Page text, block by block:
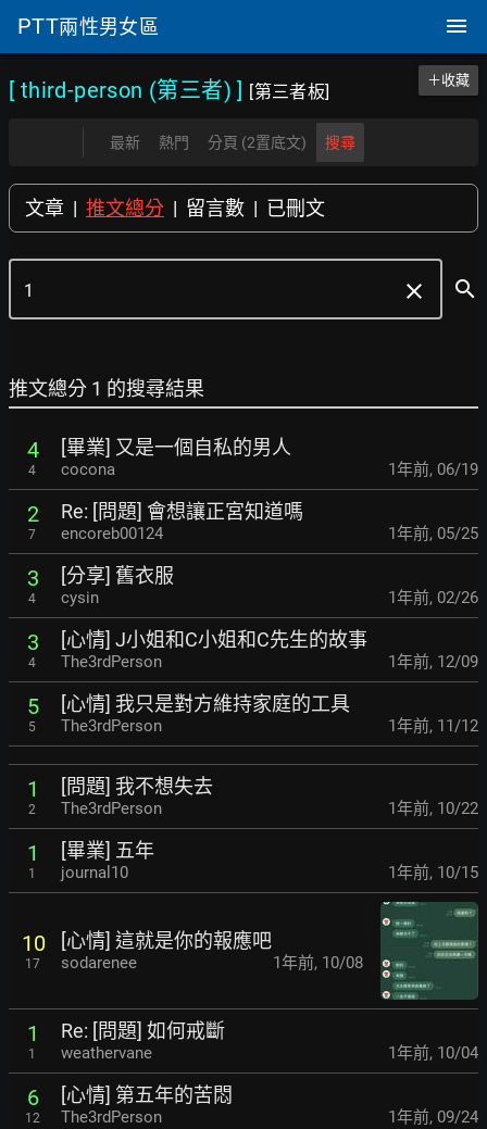
PTT兩性男女區
[ third-person (第三者) ] [第三者板]
＋收藏
最新 熱門 分頁 (2置底文) 搜尋
文章 | 推文總分 | 留言數 | 已刪文
clear search
推文總分 1 的搜尋結果
4
4
[畢業] 又是一個自私的男人
cocona 1年前, 06/19
2
7
Re: [問題] 會想讓正宮知道嗎
encoreb00124 1年前, 05/25
3
4
[分享] 舊衣服
cysin 1年前, 02/26
3
4
[心情] J小姐和C小姐和C先生的故事
The3rdPerson 1年前, 12/09
5
5
[心情] 我只是對方維持家庭的工具
The3rdPerson 1年前, 11/12
1
2
[問題] 我不想失去
The3rdPerson 1年前, 10/22
1
1
[畢業] 五年
journal10 1年前, 10/15
10
17
[心情] 這就是你的報應吧
sodarenee 1年前, 10/08
1
1
Re: [問題] 如何戒斷
weathervane 1年前, 10/04
6
12
[心情] 第五年的苦悶
The3rdPerson 1年前, 09/24